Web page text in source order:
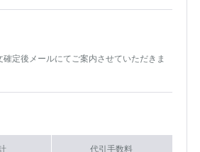
確定後メールにてご案内させていただきま
代引手数料